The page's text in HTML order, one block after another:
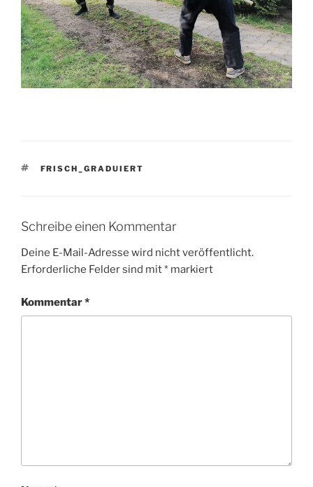
SCHLAGWÖRTER
FRISCH_GRADUIERT
Schreibe einen Kommentar
Deine E-Mail-Adresse wird nicht veröffentlicht.
Erforderliche Felder sind mit* markiert
Kommentar*